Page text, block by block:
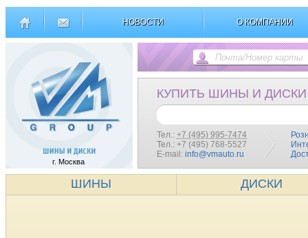
НОВОСТИ О КОМПАНИИ
г. Москва
КУПИТЬ ШИНЫ И ДИСКИ
Тел.: +7 (495) 995-7474
Тел.: +7 (495) 768-5527
E-mail: info@vmauto.ru
ШИНЫ ДИСКИ